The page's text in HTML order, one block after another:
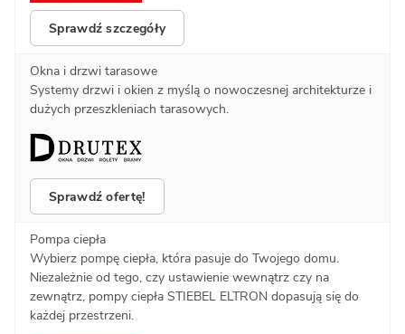
Sprawdź szczegóły
Okna i drzwi tarasowe
Systemy drzwi i okien z myślą o nowoczesnej architekturze i
dużych przeszkleniach tarasowych.
Sprawdź ofertę!
Pompa ciepła
Wybierz pompę ciepła, która pasuje do Twojego domu.
Niezależnie od tego, czy ustawienie wewnątrz czy na
zewnątrz, pompy ciepła STIEBEL ELTRON dopasują się do
każdej przestrzeni.